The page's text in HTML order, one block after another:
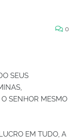
0
SEUS
SENHOR MESMO
EM TUDO, A